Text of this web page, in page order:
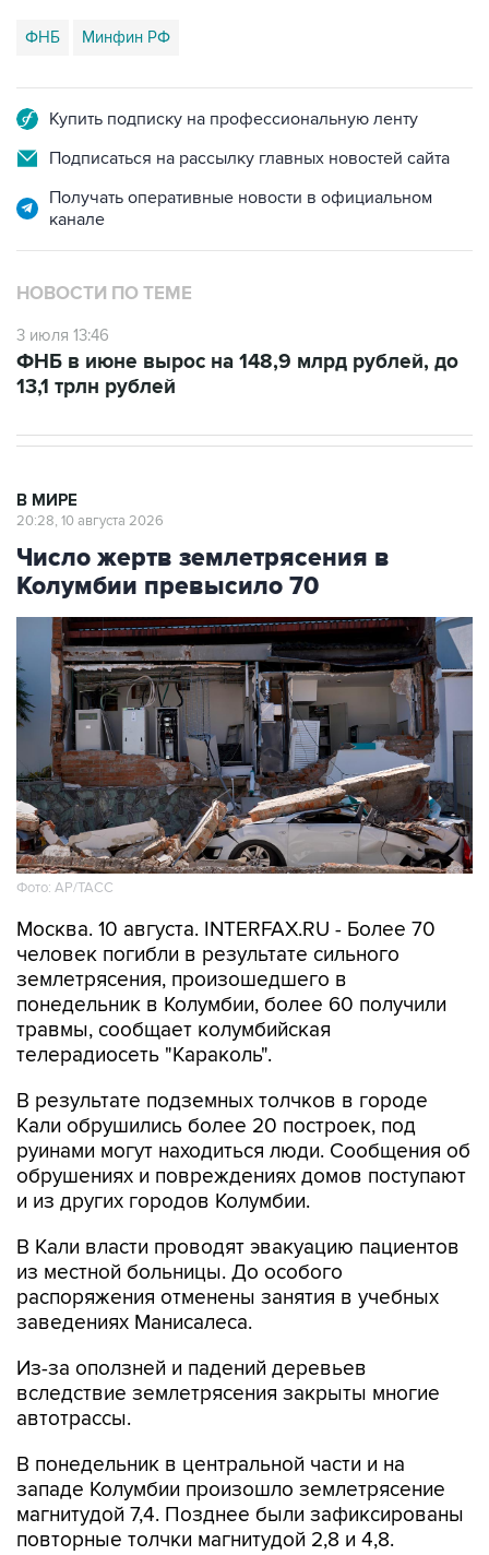
ФНБ Минфин РФ
Купить подписку на профессиональную ленту
Подписаться на рассылку главных новостей сайта
Получать оперативные новости в официальном
канале
НОВОСТИ ПО ТЕМЕ
3 июля 13:46
ФНБ в июне вырос на 148,9 млрд рублей, до
13,1 трлн рублей
В МИРЕ
20:28, 10 августа 2026
Число жертв землетрясения в
Колумбии превысило 70
Фото: АР/ТАСС
Москва. 10 августа. INTERFAX.RU - Более 70
человек погибли в результате сильного
землетрясения, произошедшего в
понедельник в Колумбии, более 60 получили
травмы, сообщает колумбийская
телерадиосеть "Караколь".
В результате подземных толчков в городе
Кали обрушились более 20 построек, под
руинами могут находиться люди. Сообщения об
обрушениях и повреждениях домов поступают
и из других городов Колумбии.
В Кали власти проводят эвакуацию пациентов
из местной больницы. До особого
распоряжения отменены занятия в учебных
заведениях Манисалеса.
Из-за оползней и падений деревьев
вследствие землетрясения закрыты многие
автотрассы.
В понедельник в центральной части и на
западе Колумбии произошло землетрясение
магнитудой 7,4. Позднее были зафиксированы
повторные толчки магнитудой 2,8 и 4,8.